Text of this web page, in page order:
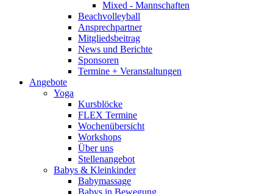
Mixed - Mannschaften
Beachvolleyball
Ansprechpartner
Mitgliedsbeitrag
News und Berichte
Sponsoren
Termine + Veranstaltungen
Angebote
Yoga
Kursblöcke
FLEX Termine
Wochenübersicht
Workshops
Über uns
Stellenangebot
Babys & Kleinkinder
Babymassage
Babys in Bewegung